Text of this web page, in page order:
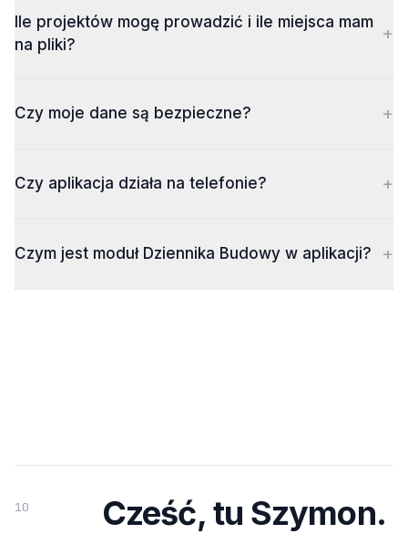
Ile projektów mogę prowadzić i ile miejsca mam
na pliki?
+
Czy moje dane są bezpieczne? +
Czy aplikacja działa na telefonie? +
Czym jest moduł Dziennika Budowy w aplikacji? +
10 Cześć, tu Szymon.